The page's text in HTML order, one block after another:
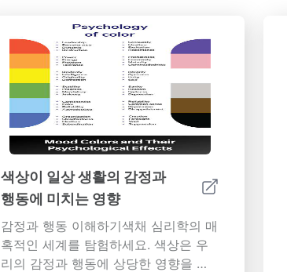
색상이 일상 생활의 감정과
행동에 미치는 영향
감정과 행동 이해하기색채 심리학의 매
혹적인 세계를 탐험하세요. 색상은 우
리의 감정과 행동에 상당한 영향을 미